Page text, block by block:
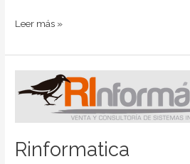
Leer más »
Rinformatica
Rinformatica